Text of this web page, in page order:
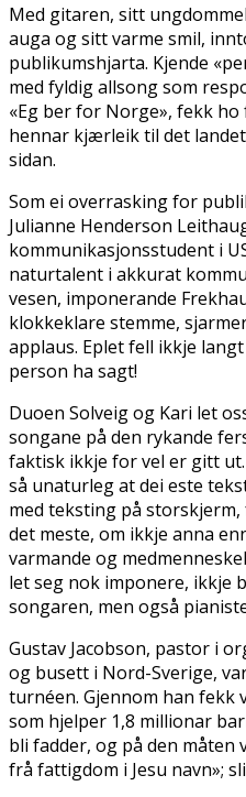
Med gitaren, sitt
auga og sitt varme smil,
publikumshjarta. Kjende
med fyldig allsong som
«Eg ber for Norge», fekk
hennar kjærleik til det
sidan.
Som ei overrasking for
Julianne Henderson
kommunikasjonsstudent i
naturtalent i akkurat
vesen, imponerande
klokkeklare stemme,
applaus. Eplet fell ikkje
person ha sagt!
Duoen Solveig og Kari let
songane på den rykande
faktisk ikkje for vel er gitt
så unaturleg at dei fleste
med teksting på storskjerm,
det meste, om ikkje anna
varmande og
let seg nok imponere, ikkje
songaren, men også
Gustav Jacobson, pastor i
og busett i Nord-Sverige,
turnéen. Gjennom han fekk
som hjelper 1,8 millionar
bli fadder, og på den måten
frå fattigdom i Jesu navn»;